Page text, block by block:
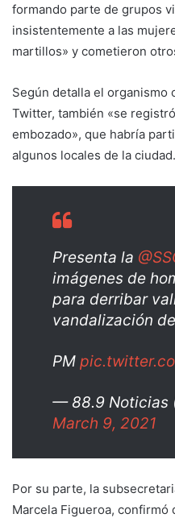
formando parte de grupos
insistentemente a las
martillos» y cometieron
Según detalla el organismo
Twitter, también «se
embozado», que habría
algunos locales de la ciudad.
Presenta la
imágenes de
para derribar
vandalización
PM
— 88.9 Noticias
March 9, 2021
Por su parte, la
Marcela Figueroa, confirmó